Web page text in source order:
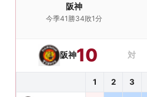
阪神
今季41勝34敗1分
阪神10 対
1 2 3